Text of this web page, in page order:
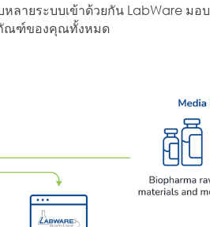
ลายระบบเข้าด้วยกัน LabWare มอบ
ภัณฑ์ของคุณทั้งหมด